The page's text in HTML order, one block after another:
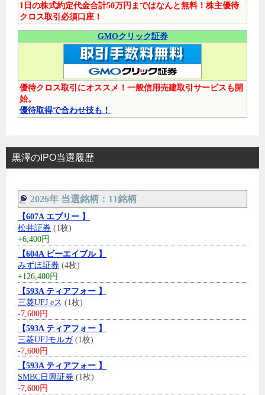
1日の株式約定代金合計50万円まではなんと無料！株主優待
クロス取引必須口座！
GMOクリック証券
優待クロス取引にオススメ！一般信用売建取引サービスも開
始。
優待取得で合わせ技も！
黒澤のIPO当選履歴
2026年 当選銘柄：11銘柄
【607A エブリー 】
松井証券 (1枚)
+6,400円
【604A ビーエイブル 】
みずほ証券 (4枚)
+126,400円
【593A ティアフォー 】
三菱UFJ eス (1枚)
-7,600円
【593A ティアフォー 】
三菱UFJモルガ(1枚)
-7,600円
【593A ティアフォー 】
SMBC日興証券 (1枚)
-7,600円